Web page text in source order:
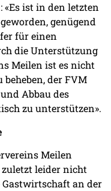
ist in den letzten
genügend
für einen
die Unterstützung
Meilen ist es nicht
der FVM
Abbau des
zu unterstützen».
Meilen
zuletzt leider nicht
an der